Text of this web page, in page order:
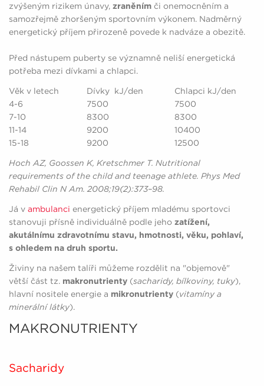
zvýšeným rizikem únavy, zraněním či onemocněním a
samozřejmě zhoršeným sportovním výkonem. Nadměrný
energetický příjem přirozeně povede k nadváze a obezitě.
Před nástupem puberty se významně neliší energetická
potřeba mezi dívkami a chlapci.
Věk v letech Dívky kJ/den
Chlapci kJ/den
4-6
7500
7500
7-10
8300
8300
11-14
9200
10400
15-18
9200 12500
Hoch AZ, Goossen K, Kretschmer T. Nutritional
requirements of the child and teenage athlete. Phys Med
Rehabil Clin N Am. 2008;19(2):373–98.
Já v ambulanci energetický příjem mladému sportovci
stanovuji přísně individuálně podle jeho zatížení,
akutálnímu zdravotnímu stavu, hmotnosti, věku, pohlaví,
s ohledem na druh sportu.
Živiny na našem talíři můžeme rozdělit na "objemově"
větší část tz. makronutrienty (sacharidy, bílkoviny, tuky),
hlavní nositele energie a mikronutrienty (vitamíny a
minerální látky).
MAKRONUTRIENTY
Sacharidy